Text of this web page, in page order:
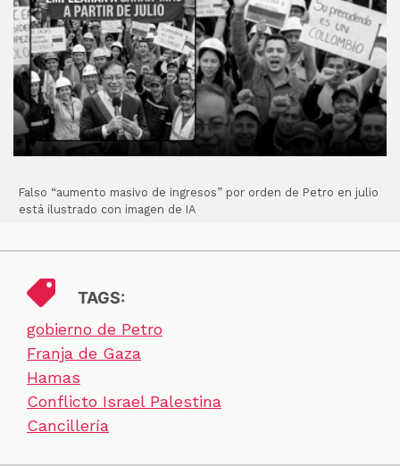
Falso “aumento masivo de ingresos” por orden de Petro en julio
está ilustrado con imagen de IA
TAGS:
gobierno de Petro
Franja de Gaza
Hamas
Conflicto Israel Palestina
Cancillería